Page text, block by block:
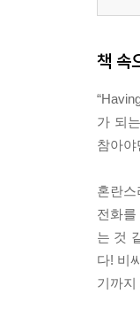
책 속
가 되
참아
혼란
전화
는 것
다! 비
기까지